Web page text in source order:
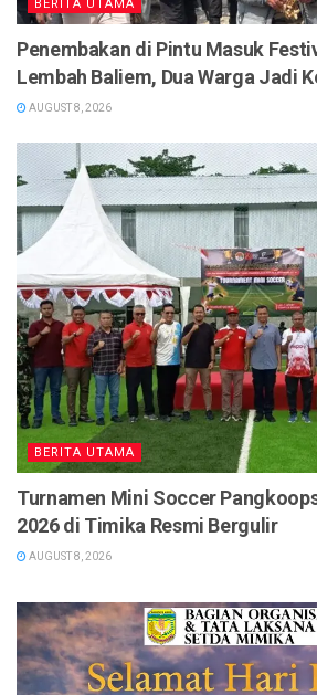
BERITA UTAMA
Penembakan di Pintu Masuk
Lembah Baliem, Dua Warga Jadi
AUGUST 8, 2026
BERITA UTAMA
Turnamen Mini Soccer
2026 di Timika Resmi Bergulir
AUGUST 8, 2026